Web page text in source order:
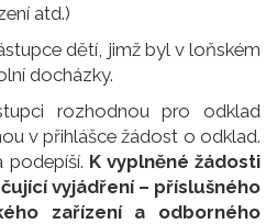
atd.)
dětí, jimž byl v loňském
docházky.
rozhodnou pro odklad
v přihlášce žádost o odklad.
podepíší. K vyplněné žádosti
vyjádření – příslušného
zařízení a odborného